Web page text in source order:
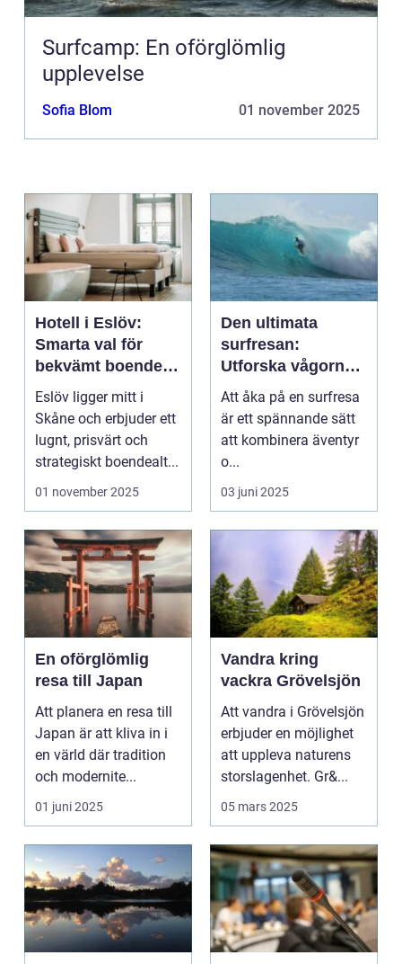
Surfcamp: En oförglömlig
upplevelse
Sofia Blom 01 november 2025
Hotell i Eslöv:
Smarta val för
bekvämt boende i
hjärtat av Skåne
Eslöv ligger mitt i
Skåne och erbjuder ett
lugnt, prisvärt och
strategiskt boendealt...
01 november 2025
Den ultimata
surfresan:
Utforska vågorna
och upptäck
äventyret
Att åka på en surfresa
är ett spännande sätt
att kombinera äventyr
o...
03 juni 2025
En oförglömlig
resa till Japan
Att planera en resa till
Japan är att kliva in i
en värld där tradition
och modernite...
01 juni 2025
Vandra kring
vackra Grövelsjön
Att vandra i Grövelsjön
erbjuder en möjlighet
att uppleva naturens
storslagenhet. Gr&...
05 mars 2025